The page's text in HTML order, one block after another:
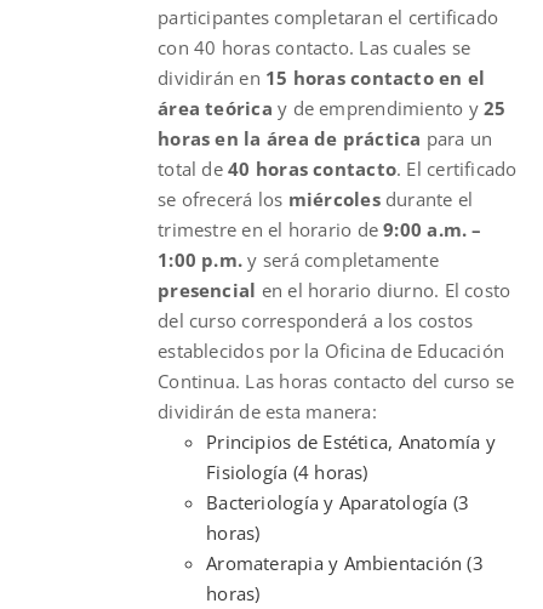
participantes completaran el certificado
con 40 horas contacto. Las cuales se
dividirán en 15 horas contacto en el
área teórica y de emprendimiento y25
horas en la área de práctica para un
total de40 horas contacto. El certificado
se ofrecerá los miércolesdurante el
trimestre en el horario de9:00 a.m. –
1:00 p.m. y será completamente
presencial en el horario diurno. El costo
del curso corresponderá a los costos
establecidos por la Oficina de Educación
Continua. Las horas contacto del curso se
dividirán de esta manera:
Principios de Estética, Anatomía y
Fisiología (4 horas)
Bacteriología y Aparatología (3
horas)
Aromaterapia y Ambientación (3
horas)